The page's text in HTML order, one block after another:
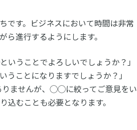
です。ビジネスにおいて時間は非常
進行するようにします。
うことでよろしいでしょうか？」
うことになりますでしょうか？」
りませんが、◯◯に絞ってご意見をい
込むことも必要となります。